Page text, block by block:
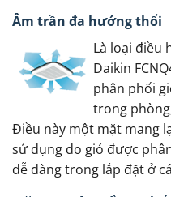
Âm trần đa hướng thổi
Là loại điều
Daikin
phân phối
trong
Điều này một mặt mang
sử dụng do gió được
dễ dàng trong lắp đặt ở